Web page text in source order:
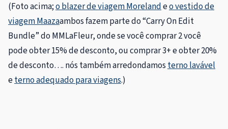
(Foto acima;o blazer de viagem Morelandeo vestido de
viagem Maazaambos fazem parte do “Carry On Edit
Bundle” do MMLaFleur, onde se você comprar 2 você
pode obter 15% de desconto, ou comprar 3+ e obter 20%
de desconto…. nós também arredondamosterno lavável
eterno adequado para viagens.)